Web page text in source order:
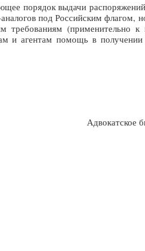
порядок выдачи
под Российским флагом,
требованиям (применительно
и агентам помощь в
Адвокатское